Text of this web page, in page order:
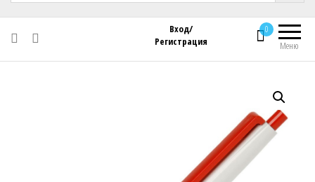
Меню
0
Вход/
Регистрация